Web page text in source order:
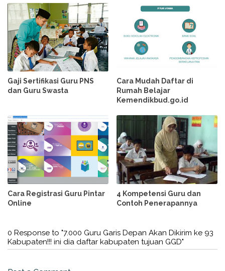
Gaji Sertifikasi Guru PNS
dan Guru Swasta
Cara Mudah Daftar di
Rumah Belajar
Kemendikbud.go.id
Cara Registrasi Guru Pintar
Online
4 Kompetensi Guru dan
Contoh Penerapannya
0 Response to "7.000 Guru Garis Depan Akan Dikirim ke 93
Kabupaten!!! ini dia daftar kabupaten tujuan GGD"